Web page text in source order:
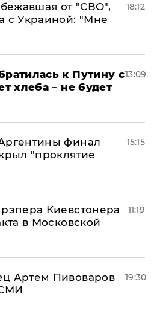
от "СВО",
с Украиной: "Мне
18:12
к Путину с
хлеба – не будет
13:09
финал
"проклятие
15:15
Киевстонера
в Московской
11:19
Артем Пивоваров
19:30